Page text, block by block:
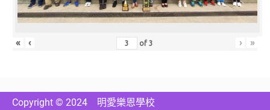
« ‹ of3 › »
Copyright © 2024 明愛樂恩學校